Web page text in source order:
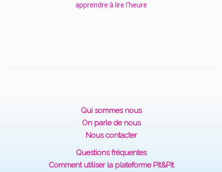
apprendre à lire l’heure
Qui sommes nous
On parle de nous
Nous contacter
Questions fréquentes
Comment utiliser la plateforme Pit&Pit